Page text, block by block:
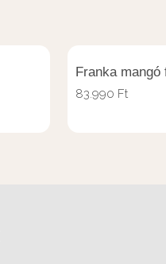
Franka
83.990 Ft